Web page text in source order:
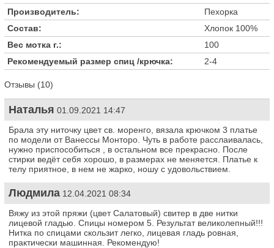
Производитель:
Пехорка
Состав:
Хлопок 100%
Вес мотка г.:
100
Рекомендуемый размер спиц /крючка:
2-4
Отзывы (10)
Наталья 01.09.2021 14:47
Брала эту ниточку цвет св. моренго, вязала крючком 3 платье
по модели от Ванессы Монторо. Чуть в работе расслаивалась,
нужно приспособиться , в остальном все прекрасно. После
стирки ведёт себя хорошо, в размерах не меняется. Платье к
телу приятное, в нем не жарко, ношу с удовольствием.
Людмила 12.04.2021 08:34
Вяжу из этой пряжи (цвет Салатовый) свитер в две нитки
лицевой гладью. Спицы номером 5. Результат великолепный!!!
Нитка по спицами скользит легко, лицевая гладь ровная,
практически машинная. Рекомендую!